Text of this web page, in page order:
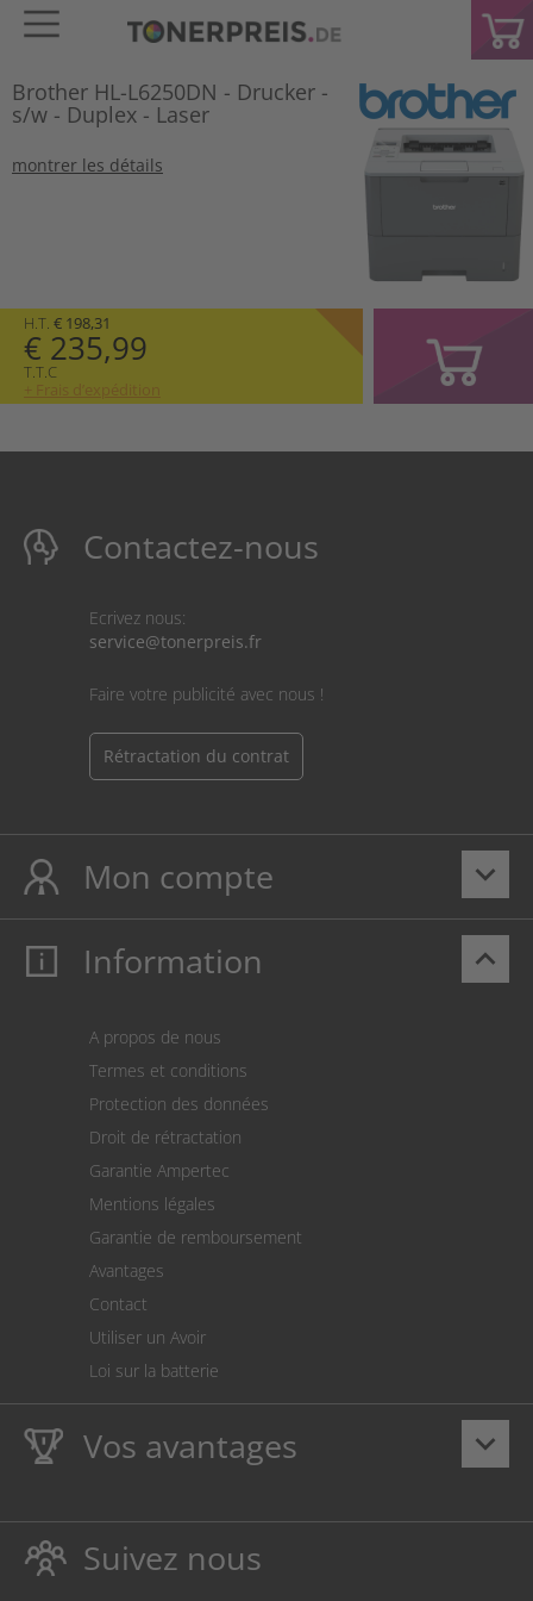
Brother HL-L6250DN - Drucker -
s/w - Duplex - Laser
montrer les détails
H.T. € 198,31
€ 235,99
T.T.C
+ Frais d’expédition
Contactez-nous
Ecrivez nous:
service@tonerpreis.fr
Faire votre publicité avec nous !
Rétractation du contrat
keyboard_arrow_down
Mon compte
Mon compte
Paiement
Le calculateur des frais de port
Paramètres des cookies
keyboard_arrow_up
Information
A propos de nous
Termes et conditions
Protection des données
Droit de rétractation
Garantie Ampertec
Mentions légales
Garantie de remboursement
Avantages
Contact
Utiliser un Avoir
Loi sur la batterie
keyboard_arrow_down
Vos avantages
LaAmpertec Garantie à viesur les encres et toners
protège également votre imprimante.
Suivez nous